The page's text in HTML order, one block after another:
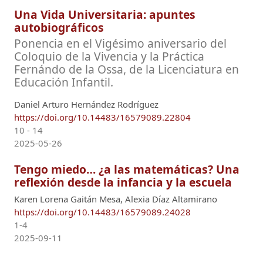
Una Vida Universitaria: apuntes
autobiográficos
Ponencia en el Vigésimo aniversario del
Coloquio de la Vivencia y la Práctica
Fernándo de la Ossa, de la Licenciatura en
Educación Infantil.
Daniel Arturo Hernández Rodríguez
https://doi.org/10.14483/16579089.22804
10 - 14
2025-05-26
Tengo miedo… ¿a las matemáticas? Una
reflexión desde la infancia y la escuela
Karen Lorena Gaitán Mesa, Alexia Díaz Altamirano
https://doi.org/10.14483/16579089.24028
1-4
2025-09-11